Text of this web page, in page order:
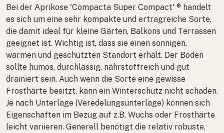
Bei der Aprikose 'Compacta Super Compact' ® handelt
es sich um eine sehr kompakte und ertragreiche Sorte,
die damit ideal für kleine Gärten, Balkons und Terrassen
geeignet ist. Wichtig ist, dass sie einen sonnigen,
warmen und geschützten Standort erhält. Der Boden
sollte humos, durchlässig, nährstoffreich und gut
drainiert sein. Auch wenn die Sorte eine gewisse
Frosthärte besitzt, kann ein Winterschutz nicht schaden.
Je nach Unterlage (Veredelungsunterlage) können sich
Eigenschaften im Bezug auf z.B. Wuchs oder Frosthärte
leicht variieren. Generell benötigt die relativ robuste,